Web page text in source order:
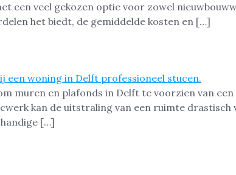
een veel gekozen optie voor zowel
het biedt, de gemiddelde kosten en […]
muren en plafonds in Delft te voorzien van
kan de uitstraling van een ruimte
[…]